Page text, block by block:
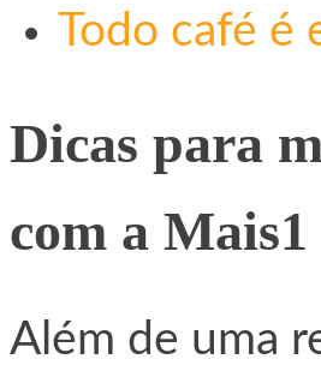
Todo café é
Dicas para
com a Mais1
Além de uma